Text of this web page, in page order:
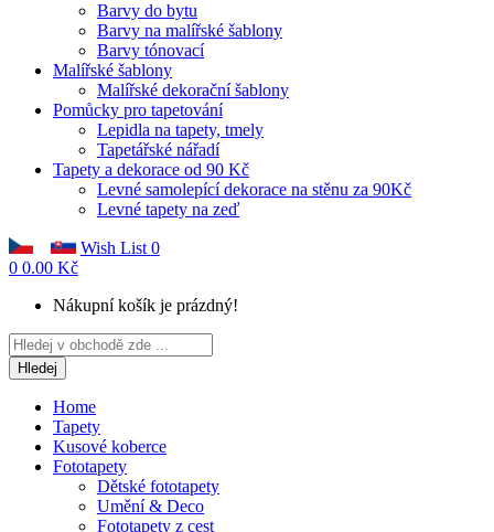
Barvy do bytu
Barvy na malířské šablony
Barvy tónovací
Malířské šablony
Malířské dekorační šablony
Pomůcky pro tapetování
Lepidla na tapety, tmely
Tapetářské nářadí
Tapety a dekorace od 90 Kč
Levné samolepící dekorace na stěnu za 90Kč
Levné tapety na zeď
Wish List 0
0 0.00 Kč
Nákupní košík je prázdný!
Hledej
Home
Tapety
Kusové koberce
Fototapety
Dětské fototapety
Umění & Deco
Fototapety z cest